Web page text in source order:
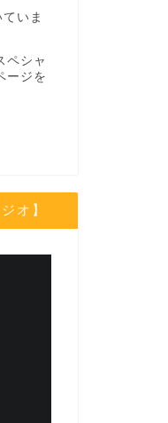
いま
ペシャ
ージを
オ】